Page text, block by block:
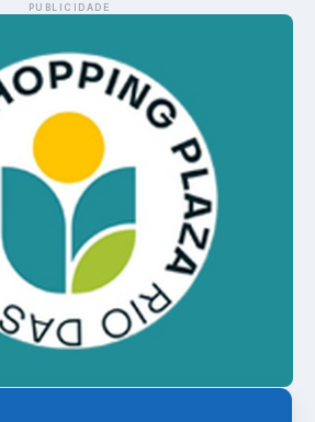
PUBLICIDADE